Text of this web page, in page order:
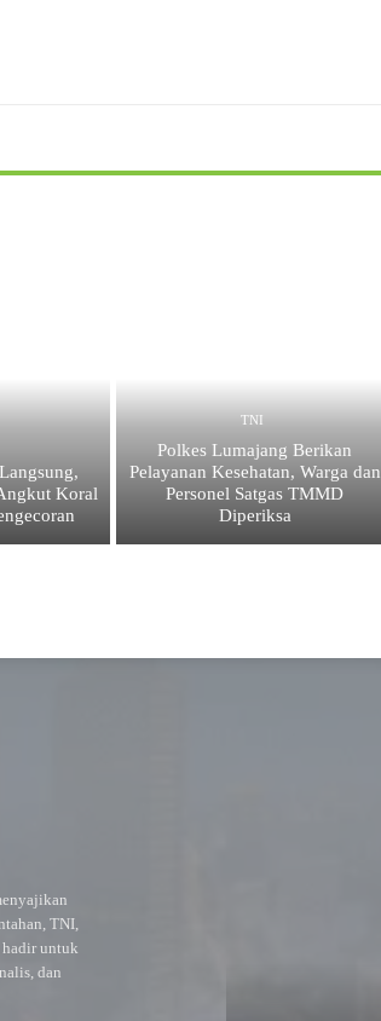
Koral
TNI
Polkes Lumajang Berikan
Pelayanan Kesehatan, Warga dan
Personel Satgas TMMD
Diperiksa
TNI,
hadir untuk
dan